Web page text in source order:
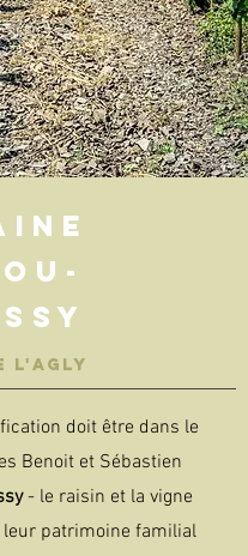
L'AGLY
doit être dans le
Benoit et Sébastien
- le raisin et la vigne
patrimoine familial